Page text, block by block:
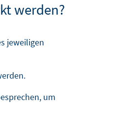
werden?
jeweiligen
um